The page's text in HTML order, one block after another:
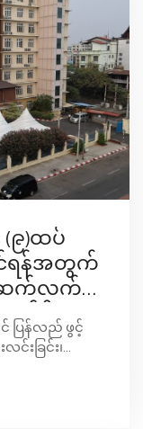
(၉)ထပ်
င်ရန်အတွက်
ဆက်လက်
က်ရှိ
ပြန်လည် ဖွင့်
းခြင်း၊...